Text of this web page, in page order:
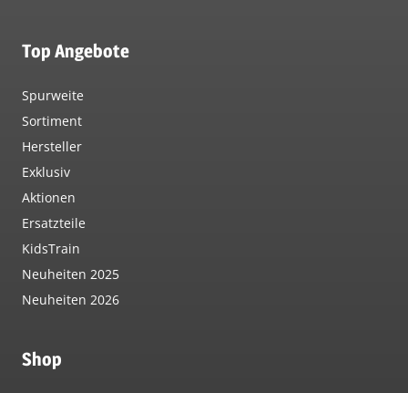
Top Angebote
Spurweite
Sortiment
Hersteller
Exklusiv
Aktionen
Ersatzteile
KidsTrain
Neuheiten 2025
Neuheiten 2026
Shop